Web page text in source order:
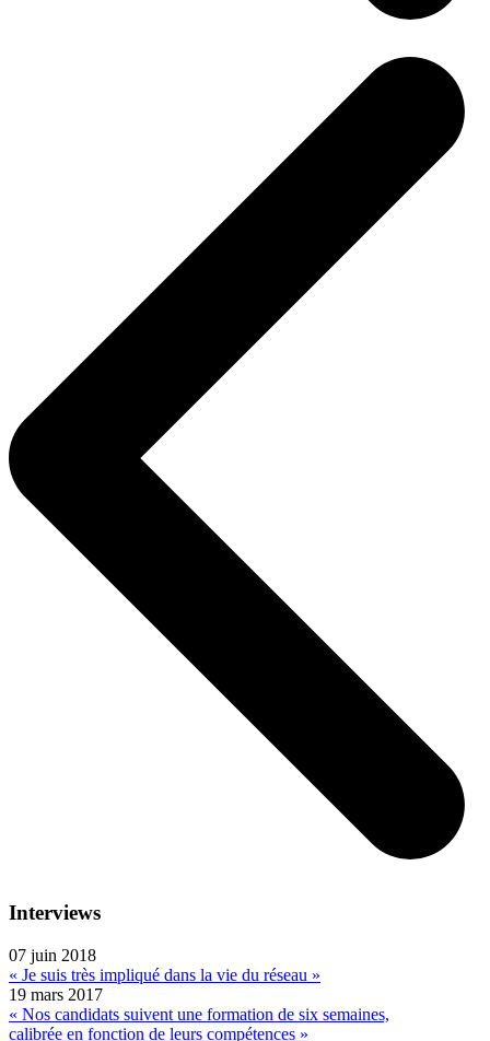
Interviews
07 juin 2018
« Je suis très impliqué dans la vie du réseau »
19 mars 2017
« Nos candidats suivent une formation de six semaines,
calibrée en fonction de leurs compétences »